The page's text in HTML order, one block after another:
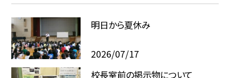
明日から夏休み
2026/07/17
校長室前の掲示物について